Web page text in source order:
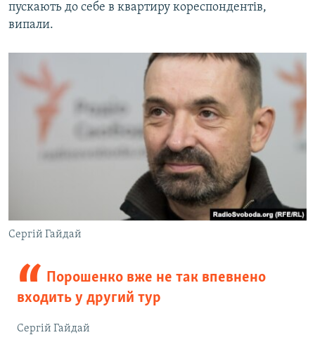
пускають до себе в квартиру кореспондентів,
випали.
Сергій Гайдай
Порошенко вже не так впевнено
входить у другий тур
Сергій Гайдай